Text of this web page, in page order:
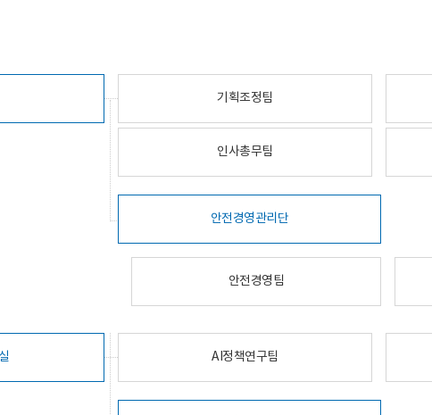
기획조정팀
인사총무팀
안전경영관리단
안전경영팀
AI정책연구팀